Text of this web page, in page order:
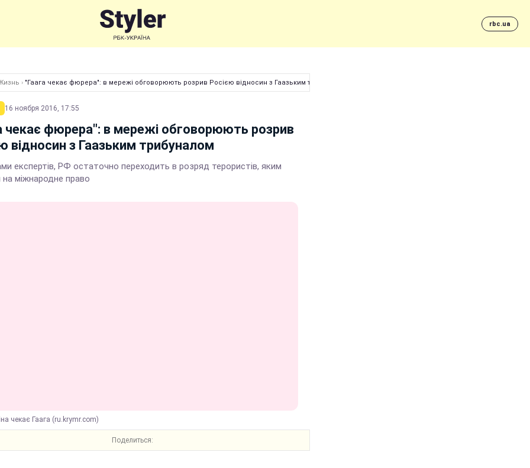
rbc.ua
› "Гаага чекає фюрера": в мережі обговорюють розрив Росією відносин з Гаазьким трибуналом
16 ноября 2016, 17:55
чекає фюрера": в мережі обговорюють розрив
відносин з Гаазьким трибуналом
експертів, РФ остаточно переходить в розряд терористів, яким
міжнародне право
чекає Гаага (ru.krymr.com)
Поделиться: